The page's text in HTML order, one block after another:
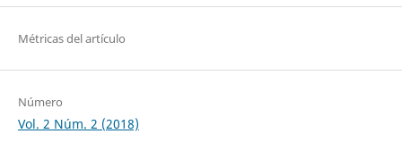
Métricas del artículo
Número
Vol. 2 Núm. 2 (2018)